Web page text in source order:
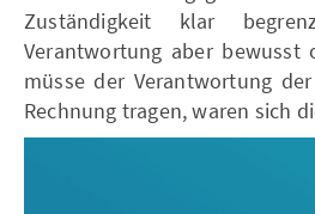
Zuständigkeit klar
Verantwortung aber bewusst
müsse der Verantwortung
Rechnung tragen, waren sich